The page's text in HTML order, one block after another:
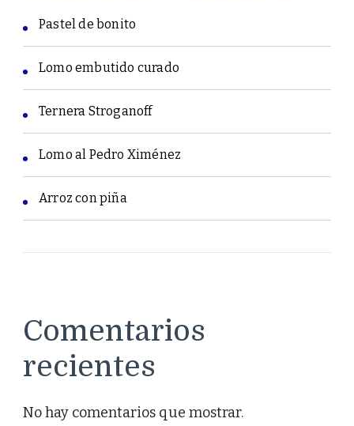
Pastel de bonito
Lomo embutido curado
Ternera Stroganoff
Lomo al Pedro Ximénez
Arroz con piña
Comentarios
recientes
No hay comentarios que mostrar.